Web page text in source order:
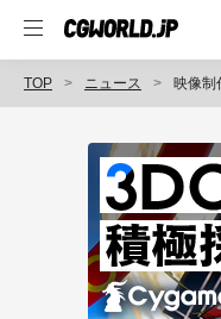
TOP ニュース 映像制作用モニ